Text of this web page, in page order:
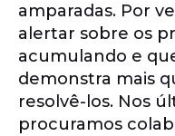
amparadas. Por
alertar sobre os
acumulando e
demonstra mais
resolvê-los. Nos
procuramos